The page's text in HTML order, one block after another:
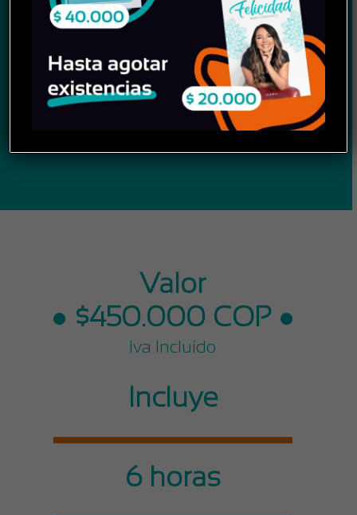
Modelo de negociación de
Harvard, elementos, errores
comunes y trato con un
negociador difícil para llegar a
Valor
● $450.000 COP ●
Iva Incluído
Incluye
6 horas